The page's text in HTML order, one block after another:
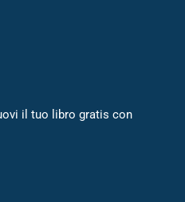
il tuo libro gratis con